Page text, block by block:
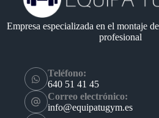
Empresa especializada en el montaje
profesional
Teléfono:
640 51 41 45
Correo electrónico:
info@equipatugym.es